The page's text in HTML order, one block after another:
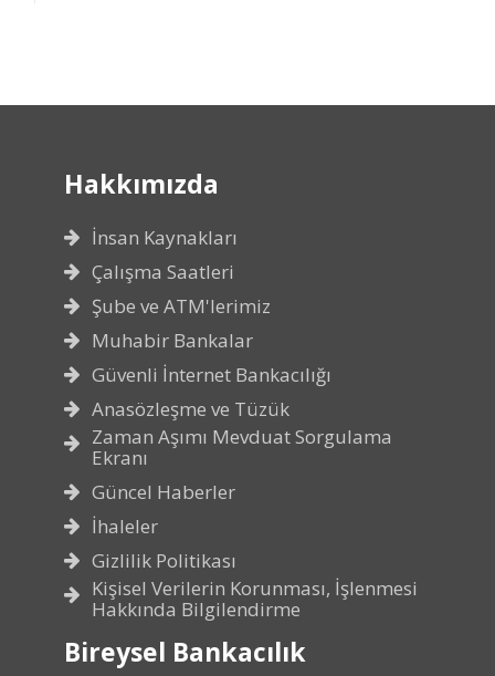
Hakkımızda
İnsan Kaynakları
Çalışma Saatleri
Şube ve ATM'lerimiz
Muhabir Bankalar
Güvenli İnternet Bankacılığı
Anasözleşme ve Tüzük
Zaman Aşımı Mevduat Sorgulama
Ekranı
Güncel Haberler
İhaleler
Gizlilik Politikası
Kişisel Verilerin Korunması, İşlenmesi
Hakkında Bilgilendirme
Bireysel Bankacılık